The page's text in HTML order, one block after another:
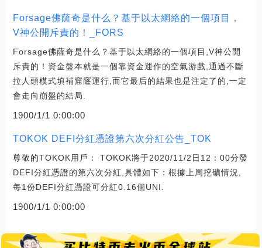
Forsage佛薩奇是什么？基于以太網絡的一個項目，
V神公開斥責的！_FORS
Forsage佛薩奇是什么？基于以太網絡的一個項目,V神公開
斥責的！資金盤本就是一個靠資金運作的空氣游戲,通過不斷
拉人頭模式填補窟窿運行,而它最后的結果也是注定了的,一定
會走向崩盤的結局.
1900/1/1 0:00:00
TOKOK DEFI分紅憑證第六次分紅公告_TOK
尊敬的TOKOK用戶： TOKOK將于2020/11/2日12：00分發
DEFI分紅憑證的第六次分紅,具體如下：根據上周挖礦情況,
每1份DEFI分紅憑證可分紅0.16個UNI.
1900/1/1 0:00:00